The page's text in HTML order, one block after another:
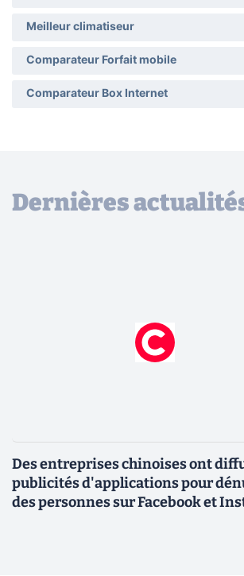
Meilleur climatiseur
Comparateur Forfait mobile
Comparateur Box Internet
Dernières
Des entreprises chinoises ont
publicités d'applications pour
des personnes sur Facebook et